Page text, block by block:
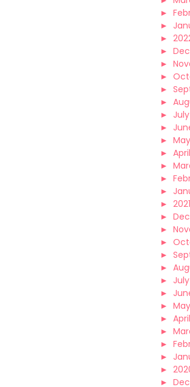
►
►
►
►
►
►
►
►
► July
►
► May
► April
►
►
►
► 2021
►
►
►
►
►
► July
►
► May
► April
►
►
►
►
►